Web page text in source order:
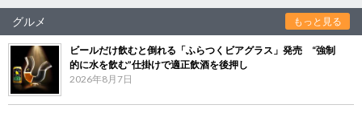
グルメ もっと見る
ビールだけ飲むと倒れる「ふらつくビアグラス」発売 “強制
的に水を飲む”仕掛けで適正飲酒を後押し
2026年8月7日